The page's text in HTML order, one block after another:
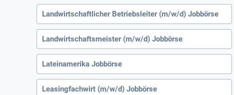
Landwirtschaftlicher Betriebsleiter (m/w/d) Jobbörse
Landwirtschaftsmeister (m/w/d) Jobbörse
Lateinamerika Jobbörse
Leasingfachwirt (m/w/d) Jobbörse